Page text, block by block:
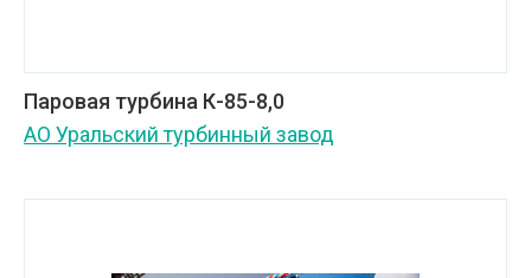
Паровая турбина К-85-8,0
АО Уральский турбинный завод